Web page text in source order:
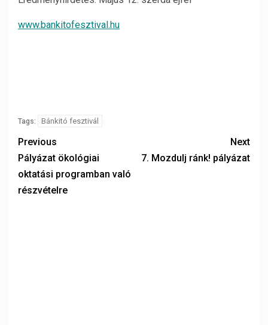
www.bankitofesztival.hu
Tags: Bánkitó fesztivál
Previous
Pályázat ökológiai
oktatási programban való
részvételre
Next
7. Mozdulj ránk! pályázat